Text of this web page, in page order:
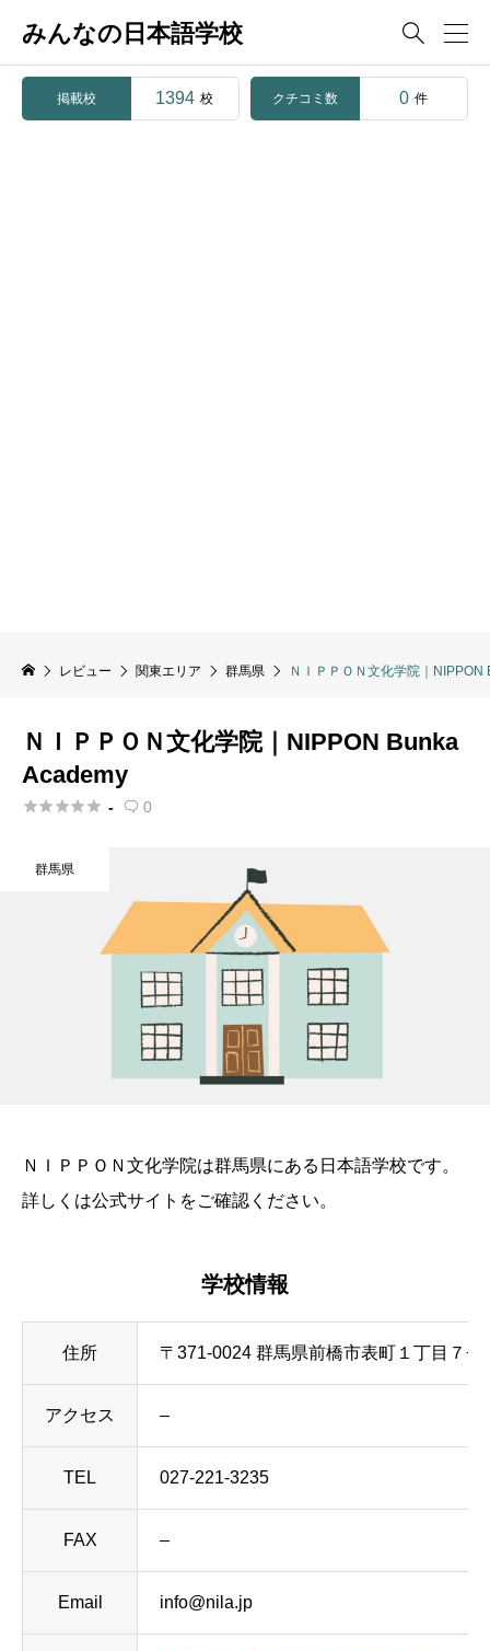
みんなの日本語学校 
掲載校 1394 校 クチコミ数 0 件
レビュー 関東エリア 群馬県 ＮＩＰＰＯＮ文化学院｜NIPPON
ＮＩＰＰＯＮ文化学院｜NIPPON Bunka
Academy
 -  0
群馬県
ＮＩＰＰＯＮ文化学院は群馬県にある日本語学校です。
詳しくは公式サイトをご確認ください。
学校情報
住所 〒371-0024 群馬県前橋市表町１丁目７−
アクセス –
TEL 027-221-3235
FAX –
Email info@nila.jp